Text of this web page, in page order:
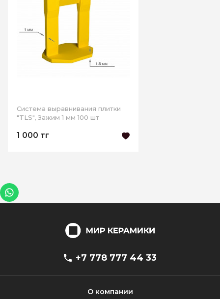
Cистема выравнивания плитки
"TLS", Зажим 1 мм 100 шт
1 000 тг
+7 778 777 44 33
О компании